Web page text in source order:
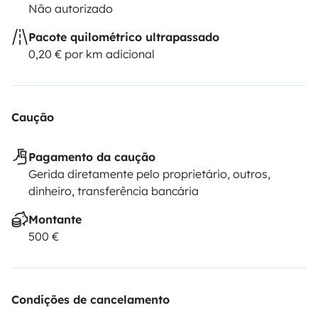
Não autorizado
Pacote quilométrico ultrapassado
0,20 € por km adicional
Caução
Pagamento da caução
Gerida diretamente pelo proprietário, outros,
dinheiro, transferência bancária
Montante
500 €
Condições de cancelamento